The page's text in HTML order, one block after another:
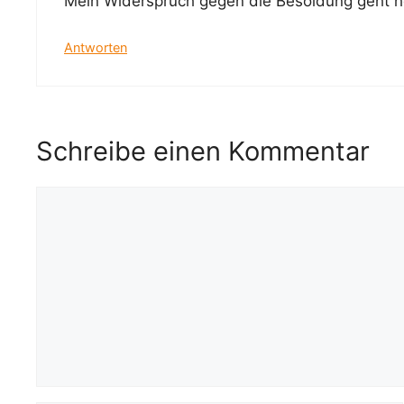
Antworten
Schreibe einen Kommentar